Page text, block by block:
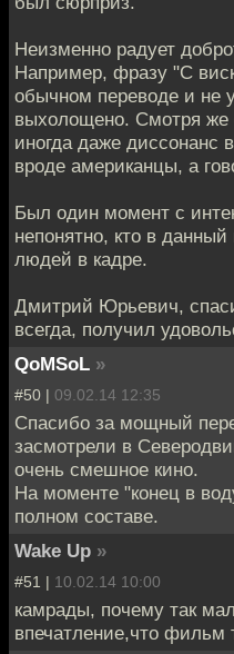
Неизменно радует
Например, фразу "С
обычном переводе и не
выхолощено. Смотря же
иногда даже диссонанс
вроде американцы, а
Был один момент с
непонятно, кто в
людей в кадре.
Дмитрий Юрьевич,
всегда, получил
QoMSoL »
#50 | 09.02.14 12:35
Спасибо за мощный
засмотрели в
очень смешное кино.
На моменте "конец в
полном составе.
Wake Up »
#51 | 10.02.14 10:00
камрады, почему так
впечатление,что фильм